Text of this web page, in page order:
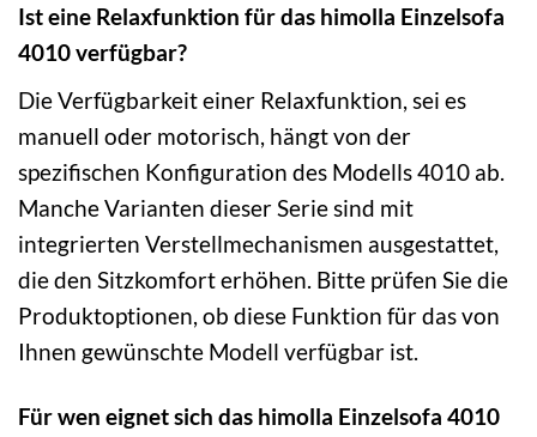
Ist eine Relaxfunktion für das himolla Einzelsofa
4010 verfügbar?
Die Verfügbarkeit einer Relaxfunktion, sei es
manuell oder motorisch, hängt von der
spezifischen Konfiguration des Modells 4010 ab.
Manche Varianten dieser Serie sind mit
integrierten Verstellmechanismen ausgestattet,
die den Sitzkomfort erhöhen. Bitte prüfen Sie die
Produktoptionen, ob diese Funktion für das von
Ihnen gewünschte Modell verfügbar ist.
Für wen eignet sich das himolla Einzelsofa 4010